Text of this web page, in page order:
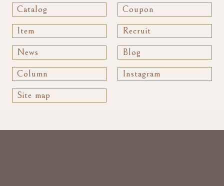
Catalog Coupon
Item Recruit
News Blog
Column Instagram
Site map